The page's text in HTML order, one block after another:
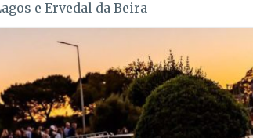
e Ervedal da Beira